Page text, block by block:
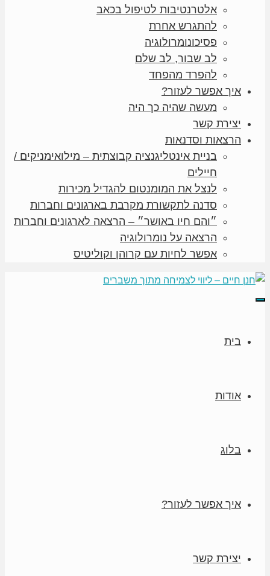
אלטרנטיבות לטיפול בכאב
להתגרש אחרת
פסיכונומרולוגיה
לב שבור, לב שלם
להפרד מהפחד
איך אפשר לעזור?
מעשה שהיה כך היה
יצירת קשר
הרצאות וסדנאות
בניית אינטליגנציה קבוצתית – מילואימניקים /
חיילים
לנצל את המומנטום להגדיל מכירות
סדנה לתקשורת מקרבת בארגונים וחברות
״והם חיו באושר״ – הרצאה לארגונים וחברות
הרצאה על נומרולוגיה
אפשר לחיות עם קרוהן וקוליטיס
תפריט
בית
אודות
בלוג
איך אפשר לעזור?
יצירת קשר